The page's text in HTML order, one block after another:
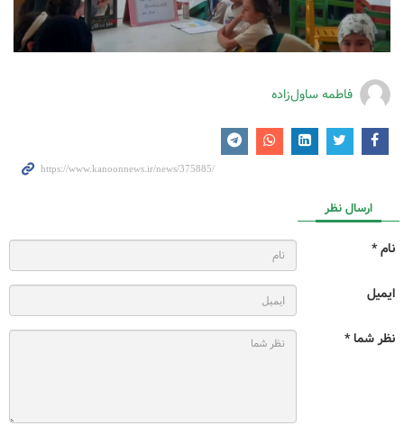
فاطمه ساول‌زاده
ارسال نظر
نام *
ایمیل
نظر شما *